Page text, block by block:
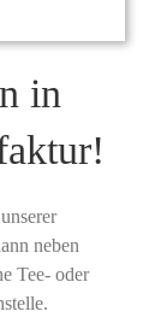
in
neben
Tee- oder